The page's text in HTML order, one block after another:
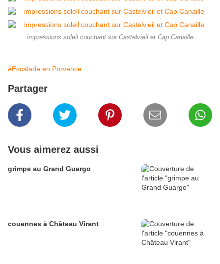
impressions soleil couchant sur Castelvieil et Cap Canaille
#Escalade en Provence
Partager
Vous aimerez aussi
grimpe au Grand Guargo
couennes à Château Virant